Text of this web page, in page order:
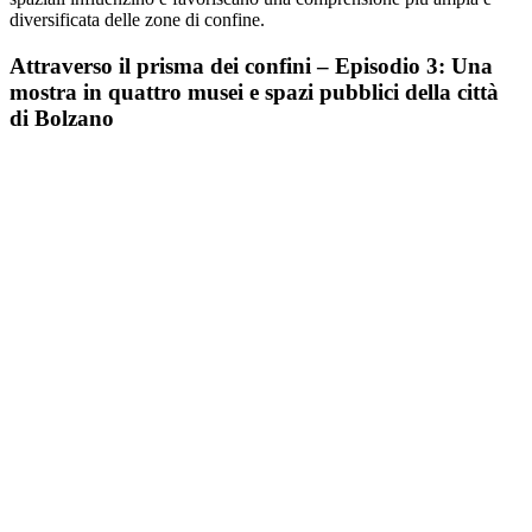
diversificata delle zone di confine.
Attraverso il prisma dei confini – Episodio 3: Una
mostra in quattro musei e spazi pubblici della città
di Bolzano